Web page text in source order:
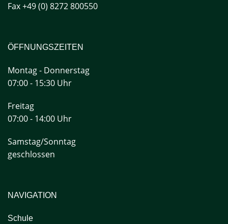
Fax +49 (0) 8272 800550
ÖFFNUNGSZEITEN
Montag - Donnerstag
07:00 - 15:30 Uhr
Freitag
07:00 - 14:00 Uhr
Samstag/Sonntag
geschlossen
NAVIGATION
Schule